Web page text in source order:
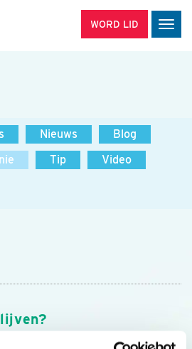
WORD LID
Nieuws
Blog
Tip
Video
nieuws, inspiratie, acties en tips